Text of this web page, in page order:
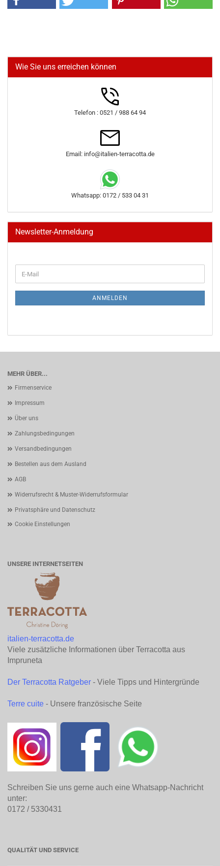
Wie Sie uns erreichen können
Telefon : 0521 / 988 64 94
Email: info@italien-terracotta.de
Whatsapp: 0172 / 533 04 31
Newsletter-Anmeldung
ZUR
E-
Mail
ANMELDEN
MEHR ÜBER...
Firmenservice
Impressum
Über uns
Zahlungsbedingungen
Versandbedingungen
Bestellen aus dem Ausland
AGB
Widerrufsrecht & Muster-Widerrufsformular
Privatsphäre und Datenschutz
Cookie Einstellungen
UNSERE INTERNETSEITEN
italien-terracotta.de
Viele zusätzliche Informationen über Terracotta aus
Impruneta
Der Terracotta Ratgeber - Viele Tipps und Hintergründe
Terre cuite - Unsere französische Seite
Schreiben Sie uns gerne auch eine Whatsapp-Nachricht
unter:
0172 / 5330431
QUALITÄT UND SERVICE